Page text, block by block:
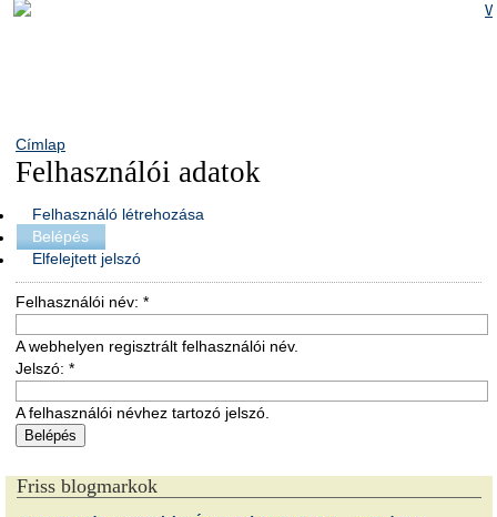
Címlap
Felhasználói adatok
Felhasználó létrehozása
Belépés
Elfelejtett jelszó
Felhasználói név: *
A webhelyen regisztrált felhasználói név.
Jelszó: *
A felhasználói névhez tartozó jelszó.
Friss blogmarkok